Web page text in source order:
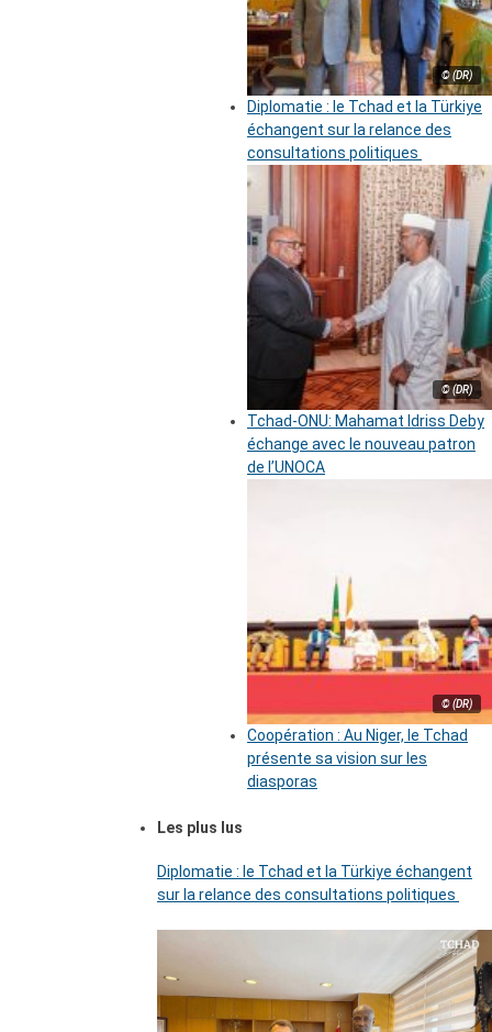
© (DR)
Diplomatie : le Tchad et la Türkiye
échangent sur la relance des
consultations politiques
© (DR)
Tchad-ONU: Mahamat Idriss Deby
échange avec le nouveau patron
de l’UNOCA
© (DR)
Coopération : Au Niger, le Tchad
présente sa vision sur les
diasporas
Les plus lus
Diplomatie : le Tchad et la Türkiye échangent
sur la relance des consultations politiques